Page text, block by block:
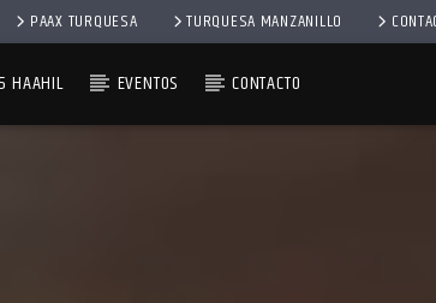
PAAX TURQUESA TURQUESA MANZANILLO
HAAHIL EVENTOS CONTACTO